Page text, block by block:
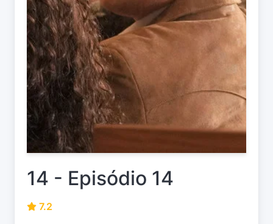
14 - Episódio 14
7.2